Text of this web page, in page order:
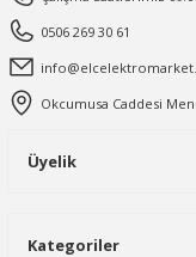
0506 269 30 61
Okcumusa Caddesi
Üyelik
Kategoriler